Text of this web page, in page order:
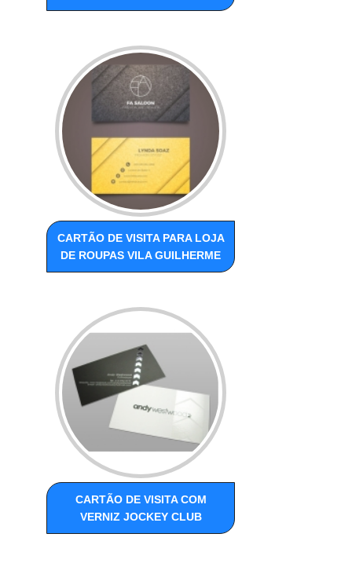
CARTÃO DE VISITA PARA LOJA
DE ROUPAS VILA GUILHERME
CARTÃO DE VISITA COM
VERNIZ JOCKEY CLUB